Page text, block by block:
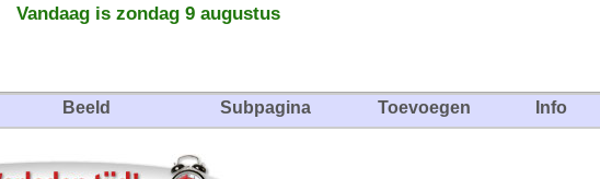
Vandaag is zondag 9 augustus
Beeld Subpagina Toevoegen Info